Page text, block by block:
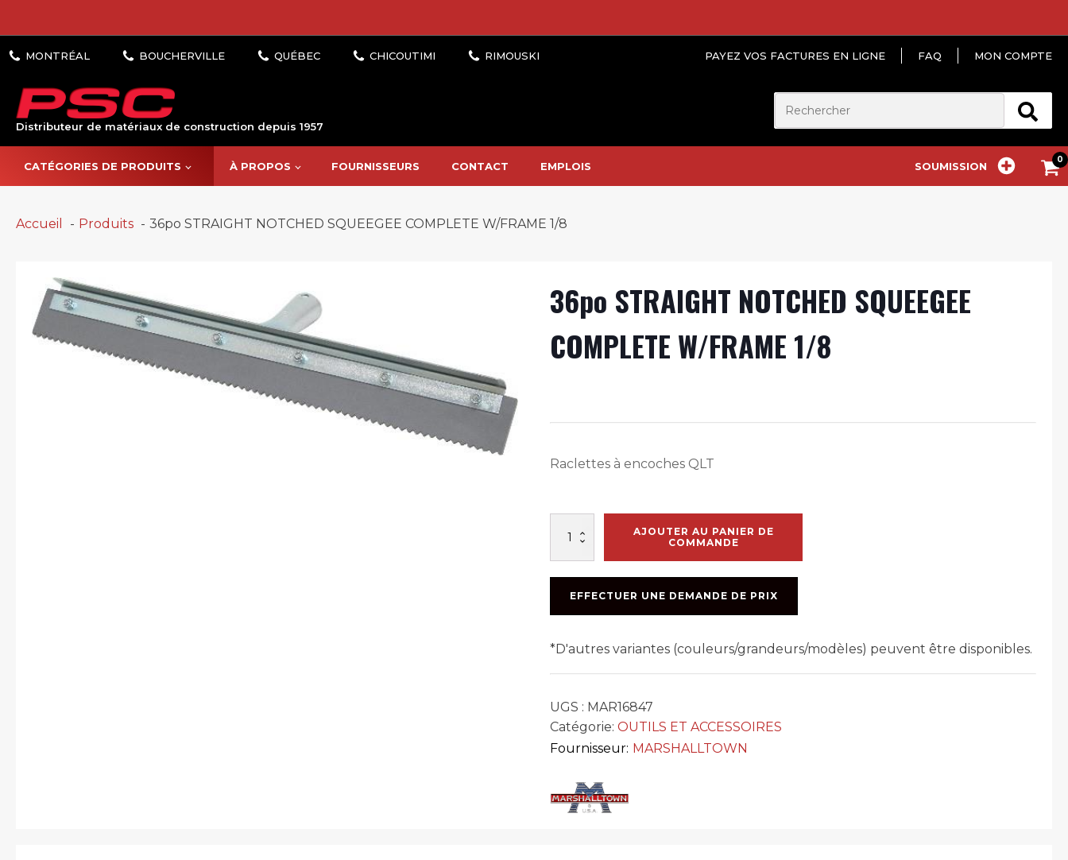
PAYEZ VOS FACTURES EN LIGNE FAQ MON COMPTE
Distributeur de matériaux de construction depuis 1957
CATÉGORIES DE PRODUITS À PROPOS FOURNISSEURS CONTACT EMPLOIS SOUMISSION
Accueil Produits 36po STRAIGHT NOTCHED SQUEEGEE COMPLETE W/FRAME 1/8
36po STRAIGHT NOTCHED SQUEEGEE
COMPLETE W/FRAME 1/8
Raclettes à encoches QLT
SQUEEGEE
COMPLETE
1/8
AJOUTER AU PANIER DE
COMMANDE
EFFECTUER UNE DEMANDE DE PRIX
*D'autres variantes (couleurs/grandeurs/modèles) peuvent être disponibles.
UGS : MAR16847
Catégorie: OUTILS ET ACCESSOIRES
Fournisseur: MARSHALLTOWN